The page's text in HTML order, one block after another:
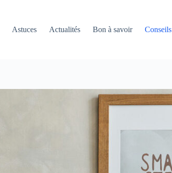
Astuces Actualités Bon à savoir Conseils